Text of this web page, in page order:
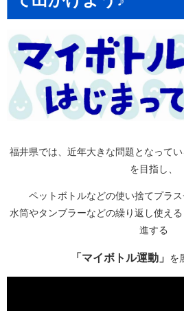
福井県では、近年大きな問題となってい
を目指し、
ペットボトルなどの使い捨てプラス
水筒やタンブラーなどの繰り返し使える
進する
「マイボトル運動」 を